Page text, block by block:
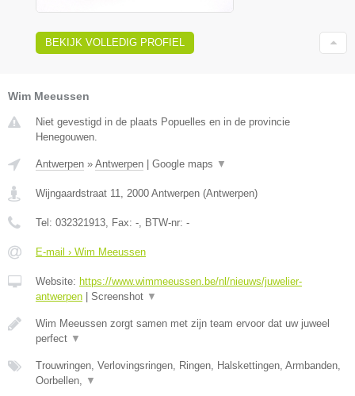
BEKIJK VOLLEDIG PROFIEL
Wim Meeussen
Niet gevestigd in de plaats Popuelles en in de provincie
Henegouwen.
Antwerpen » Antwerpen Google maps ▼
Wijngaardstraat 11, 2000 Antwerpen (Antwerpen)
Tel: 032321913, Fax: -, BTW-nr: -
E-mail › Wim Meeussen
Website: https://www.wimmeeussen.be/nl/nieuws/juwelier-
antwerpen
Screenshot ▼
Wim Meeussen zorgt samen met zijn team ervoor dat uw juweel
perfect ▼
Trouwringen, Verlovingsringen, Ringen, Halskettingen, Armbanden,
Oorbellen, ▼